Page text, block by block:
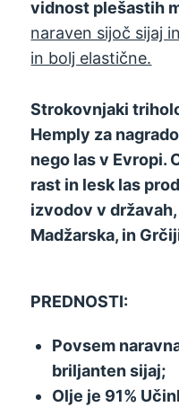
vidnost plešastih
naraven sijoč sijaj
in bolj elastične.
Strokovnjaki
Hemply za
nego las v Evropi.
rast in lesk las
izvodov v
Madžarska, in
PREDNOSTI:
Povsem
briljanten sijaj;
Olje je 91%